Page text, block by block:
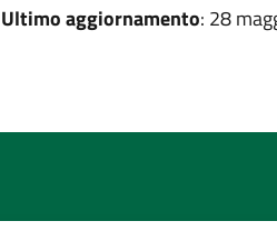
Ultimo aggiornamento: 28